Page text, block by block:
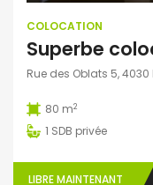
COLOCATION
Rue des Oblats 5,
80 m2
1 SDB privée
LIBRE MAINTENANT